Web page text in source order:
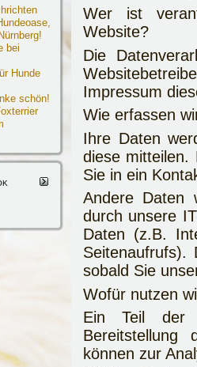
bei
Hunde
schön!
Wer ist
Website?
Die
Impressum
Wie erfassen
Ihre Daten
diese mitteilen.
Sie in ein
Andere Daten
durch unsere
Daten (z.B.
Seitenaufrufs).
sobald Sie
Wofür nutzen
Ein Teil der
Bereitstellung
können zur